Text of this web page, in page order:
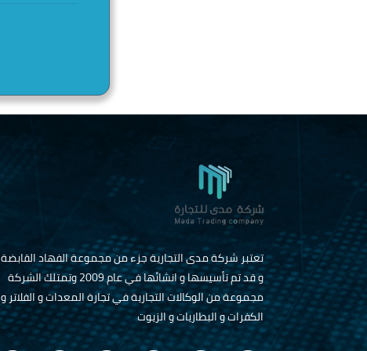
تعتبر شركة مدى التجارية جزء من مجموعة الفهاد القابضة
و قد تم تأسيسها و انشائها في عام 2009 وتمتلك الشركة
مجموعة من الوكالات التجارية في تجارة المعدات و الفلاتر و
الكفرات و البطاريات و الزيوت